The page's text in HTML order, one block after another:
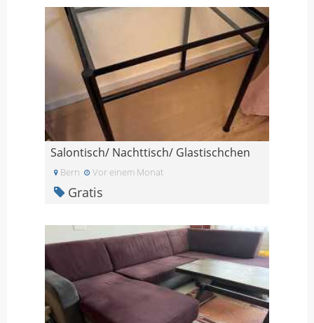
Salontisch/ Nachttisch/ Glastischchen
Bern Vor einem Monat
Gratis